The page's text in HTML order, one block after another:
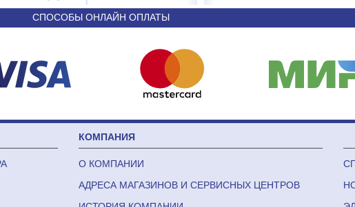
СПОСОБЫ ОНЛАЙН ОПЛАТЫ
КОМПАНИЯ
О КОМПАНИИ
АДРЕСА МАГАЗИНОВ И СЕРВИСНЫХ ЦЕНТРОВ